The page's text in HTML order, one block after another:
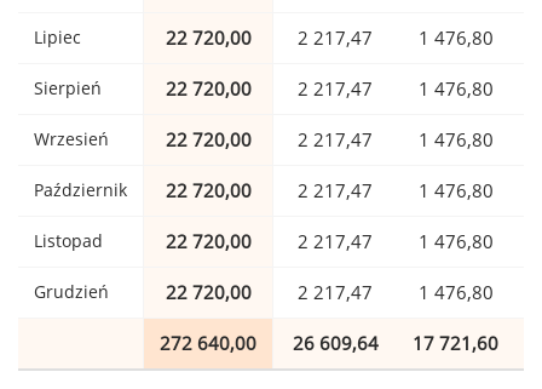
Lipiec 22 720,00 2 217,47 1 476,80
Sierpień 22 720,00 2 217,47 1 476,80
Wrzesień 22 720,00 2 217,47 1 476,80
Październik 22 720,00 2 217,47 1 476,80
Listopad 22 720,00 2 217,47 1 476,80
Grudzień 22 720,00 2 217,47 1 476,80
272 640,00 26 609,64 17 721,60